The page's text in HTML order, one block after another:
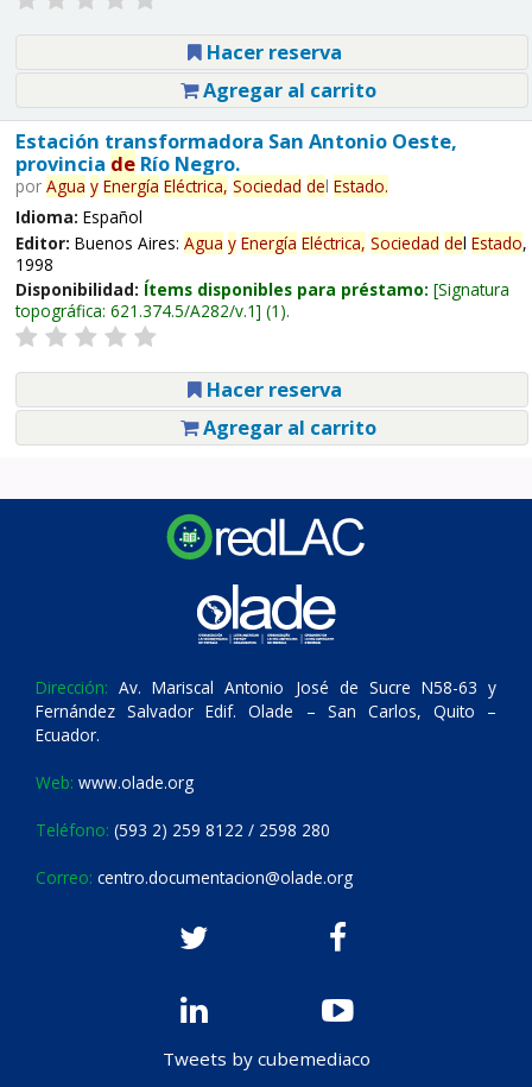
Hacer reserva
Agregar al carrito
Estación transformadora San Antonio Oeste,
provincia deRío Negro.
por Agua y Energía Eléctrica, Sociedad del Estado.
Idioma: Español
Editor: Buenos Aires: Agua y Energía Eléctrica, Sociedad del Estado,
1998
Disponibilidad: Ítems disponibles para préstamo: Signatura
topográfica: 621.374.5/A282/v.1 (1).
Hacer reserva
Agregar al carrito
Dirección: Av. Mariscal Antonio José de Sucre N58-63 y
Fernández Salvador Edif. Olade – San Carlos, Quito –
Ecuador.
Web: www.olade.org
Teléfono: (593 2) 259 8122 / 2598 280
Correo: centro.documentacion@olade.org
Tweets by cubemediaco